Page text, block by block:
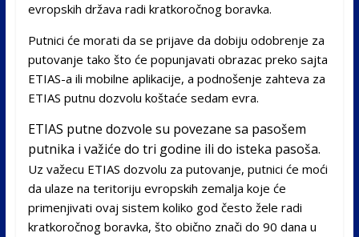
evropskih država radi kratkoročnog boravka.
Putnici će morati da se prijave da dobiju odobrenje za
putovanje tako što će popunjavati obrazac preko sajta
ETIAS-a ili mobilne aplikacije, a podnošenje zahteva za
ETIAS putnu dozvolu koštaće sedam evra.
ETIAS putne dozvole su povezane sa pasošem
putnika i važiće do tri godine ili do isteka pasoša.
Uz važecu ETIAS dozvolu za putovanje, putnici će moći
da ulaze na teritoriju evropskih zemalja koje će
primenjivati ovaj sistem koliko god često žele radi
kratkoročnog boravka, što obično znači do 90 dana u